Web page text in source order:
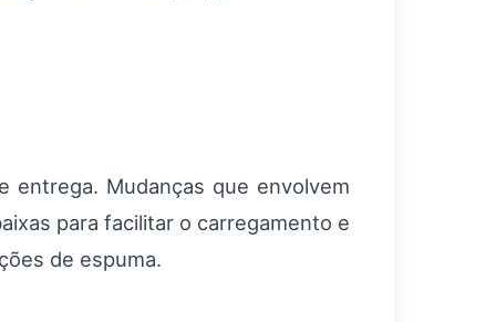
entrega. Mudanças que envolvem
para facilitar o carregamento e
de espuma.